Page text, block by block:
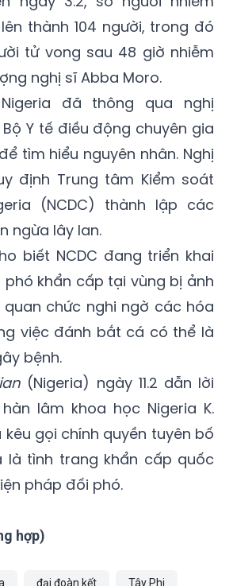
tử vong sau 48 giờ nhiễm
nghị sĩ Abba Moro.
đã thông qua nghị
Y tế điều động chuyên gia
tìm hiểu nguyên nhân. Nghị
định Trung tâm Kiểm soát
(NCDC) thành lập các
ngừa lây lan.
biết NCDC đang triển khai
khẩn cấp tại vùng bị ảnh
quan chức nghi ngờ các hóa
việc đánh bắt cá có thể là
bệnh.
(Nigeria) ngày 11.2 dẫn lời
lâm khoa học Nigeria K.
kêu gọi chính quyền tuyên bố
là tình trang khẩn cấp quốc
pháp đối phó.
hợp)
đại đoàn kết